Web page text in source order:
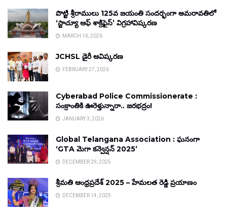
పొట్టి శ్రీరాములు 125వ జయంతి సందర్భంగా అమరావతిలో
‘స్టాచ్యూ ఆఫ్ శాక్రిఫైస్’ విగ్రహావిష్కరణ
MARCH 16, 2026
JCHSL డైరీ ఆవిష్కరణ
FEBRUARY 27, 2026
Cyberabad Police Commissionerate :
సంక్రాంతికి ఊరెళ్తున్నారా.. జరభద్రం!
JANUARY 3, 2026
Global Telangana Association : ఘనంగా
‘GTA మెగా కన్వెన్షన్ 2025’
DECEMBER 29, 2025
శ్రీమతి ఆంధ్రప్రదేశ్ 2025 – హేమలత రెడ్డి ప్రయాణం
DECEMBER 14, 2025